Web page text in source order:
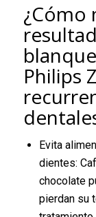
¿Cómo
Philips
Evita
dientes:
chocolate
pierdan su